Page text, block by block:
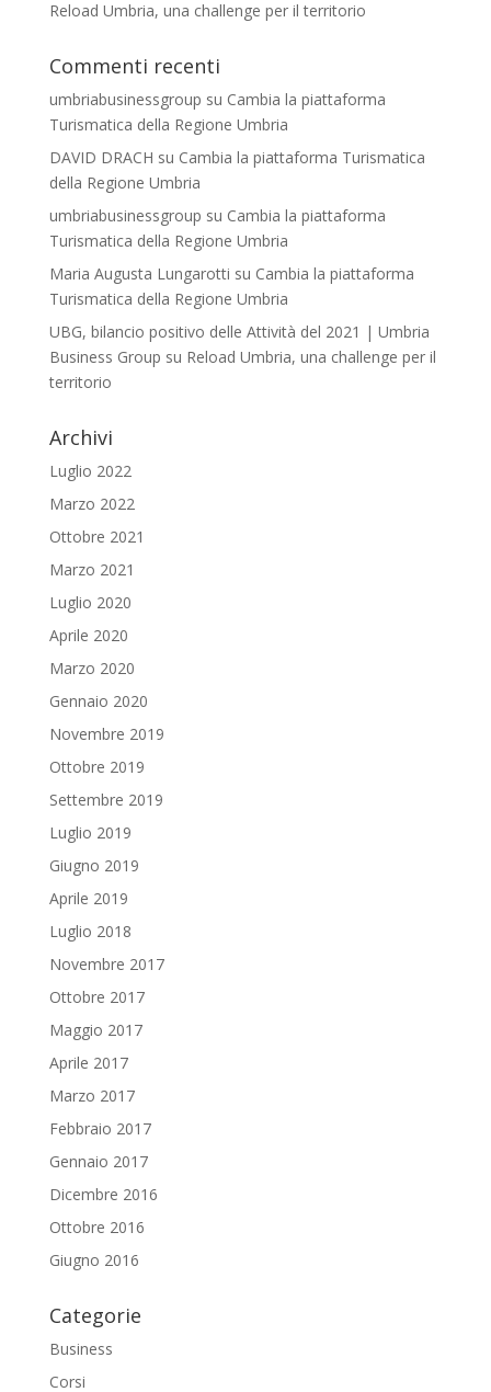
Reload Umbria, una challenge per il territorio
Commenti recenti
umbriabusinessgroup su Cambia la piattaforma
Turismatica della Regione Umbria
DAVID DRACH su Cambia la piattaforma Turismatica
della Regione Umbria
umbriabusinessgroup su Cambia la piattaforma
Turismatica della Regione Umbria
Maria Augusta Lungarotti su Cambia la piattaforma
Turismatica della Regione Umbria
UBG, bilancio positivo delle Attività del 2021 | Umbria
Business Group su Reload Umbria, una challenge per il
territorio
Archivi
Luglio 2022
Marzo 2022
Ottobre 2021
Marzo 2021
Luglio 2020
Aprile 2020
Marzo 2020
Gennaio 2020
Novembre 2019
Ottobre 2019
Settembre 2019
Luglio 2019
Giugno 2019
Aprile 2019
Luglio 2018
Novembre 2017
Ottobre 2017
Maggio 2017
Aprile 2017
Marzo 2017
Febbraio 2017
Gennaio 2017
Dicembre 2016
Ottobre 2016
Giugno 2016
Categorie
Business
Corsi